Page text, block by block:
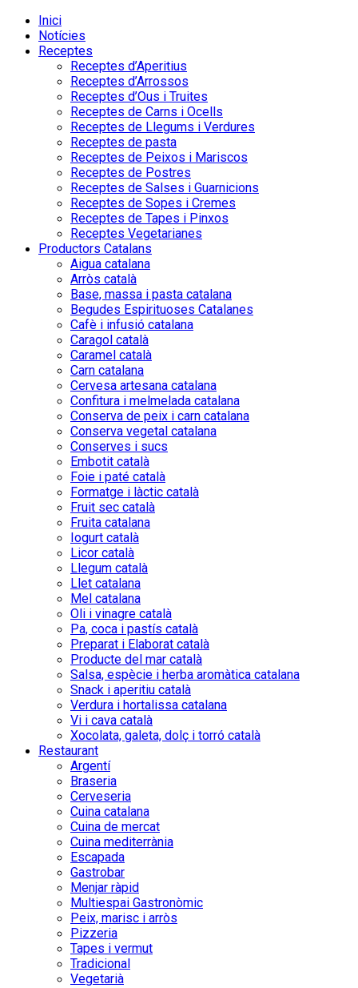
Inici
Notícies
Receptes
Receptes d’Aperitius
Receptes d’Arrossos
Receptes d’Ous i Truites
Receptes de Carns i Ocells
Receptes de Llegums i Verdures
Receptes de pasta
Receptes de Peixos i Mariscos
Receptes de Postres
Receptes de Salses i Guarnicions
Receptes de Sopes i Cremes
Receptes de Tapes i Pinxos
Receptes Vegetarianes
Productors Catalans
Aigua catalana
Arròs català
Base, massa i pasta catalana
Begudes Espirituoses Catalanes
Cafè i infusió catalana
Caragol català
Caramel català
Carn catalana
Cervesa artesana catalana
Confitura i melmelada catalana
Conserva de peix i carn catalana
Conserva vegetal catalana
Conserves i sucs
Embotit català
Foie i paté català
Formatge i làctic català
Fruit sec català
Fruita catalana
Iogurt català
Licor català
Llegum català
Llet catalana
Mel catalana
Oli i vinagre català
Pa, coca i pastís català
Preparat i Elaborat català
Producte del mar català
Salsa, espècie i herba aromàtica catalana
Snack i aperitiu català
Verdura i hortalissa catalana
Vi i cava català
Xocolata, galeta, dolç i torró català
Restaurant
Argentí
Braseria
Cerveseria
Cuina catalana
Cuina de mercat
Cuina mediterrània
Escapada
Gastrobar
Menjar ràpid
Multiespai Gastronòmic
Peix, marisc i arròs
Pizzeria
Tapes i vermut
Tradicional
Vegetarià